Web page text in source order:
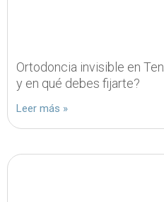
Ortodoncia invisible en
y en qué debes fijarte?
Leer más »